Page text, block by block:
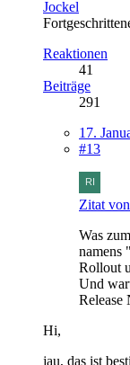
Jockel
Reaktionen
41
Beiträge
291
17.
#13
Zitat
Was
namens
Rollout
Und
Release
Hi,
jau, das ist